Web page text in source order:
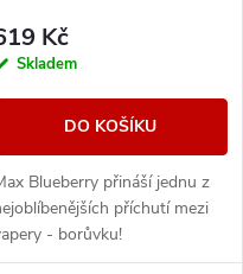
Kč
Skladem
DO KOŠÍKU
Blueberry přináší jednu z
příchutí mezi
- borůvku!